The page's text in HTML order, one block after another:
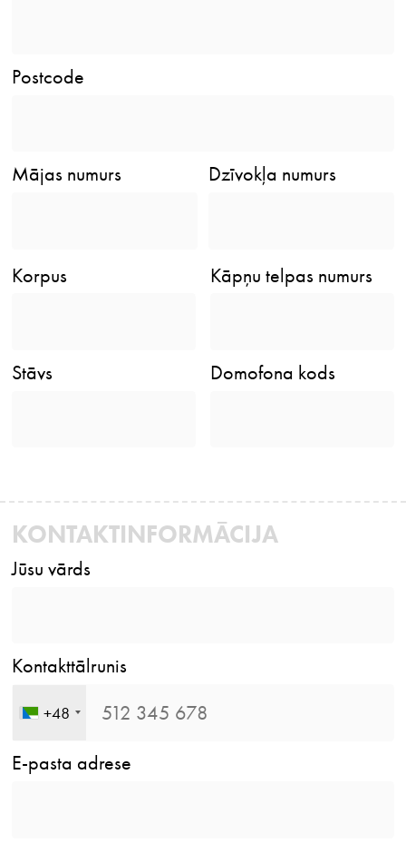
Postcode
Mājas numurs Dzīvokļa numurs
Korpus Kāpņu telpas numurs
Stāvs Domofona kods
KONTAKTINFORMĀCIJA
Jūsu vārds
Kontakttālrunis
+48
E-pasta adrese